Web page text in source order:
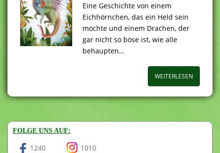
Eine Geschichte von einem
Eichhörnchen, das ein Held sein
möchte und einem Drachen, der
gar nicht so böse ist, wie alle
behaupten…
WEITERLESEN
FOLGE UNS AUF:
1240 1010